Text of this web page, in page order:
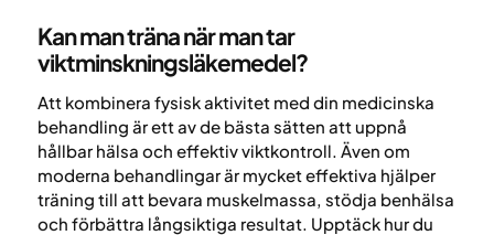
Kan man träna när man tar
viktminskningsläkemedel?
Att kombinera fysisk aktivitet med din medicinska
behandling är ett av de bästa sätten att uppnå
hållbar hälsa och effektiv viktkontroll. Även om
moderna behandlingar är mycket effektiva hjälper
träning till att bevara muskelmassa, stödja benhälsa
och förbättra långsiktiga resultat. Upptäck hur du